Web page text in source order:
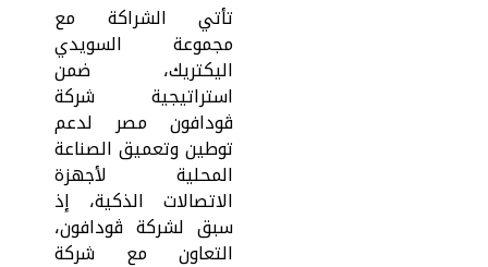
تأتي الشراكة مع
مجموعة السويدي
اليكتريك، ضمن
استراتيجية شركة
ڤودافون مصر لدعم
توطين وتعميق الصناعة
المحلية لأجهزة
الاتصالات الذكية، إذ
سبق لشركة ڤودافون،
التعاون مع شركة